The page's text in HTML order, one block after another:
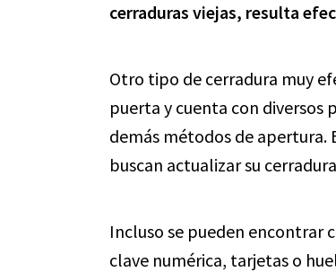
cerraduras viejas, resulta
Otro tipo de cerradura muy
puerta y cuenta con diversos
demás métodos de apertura.
buscan actualizar su
Incluso se pueden encontrar
clave numérica, tarjetas o